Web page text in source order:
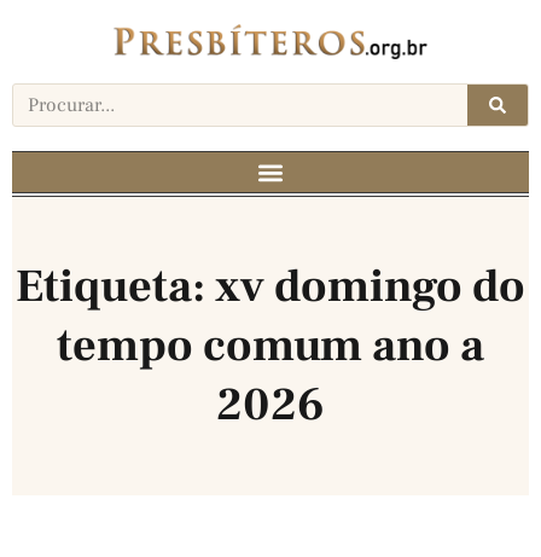
Etiqueta: xv domingo do
tempo comum ano a
2026